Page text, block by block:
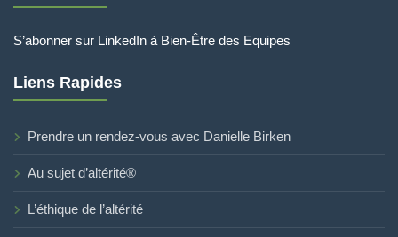
S’abonner sur LinkedIn à Bien-Être des Equipes
Liens Rapides
Prendre un rendez-vous avec Danielle Birken
Au sujet d’altérité®
L’éthique de l’altérité